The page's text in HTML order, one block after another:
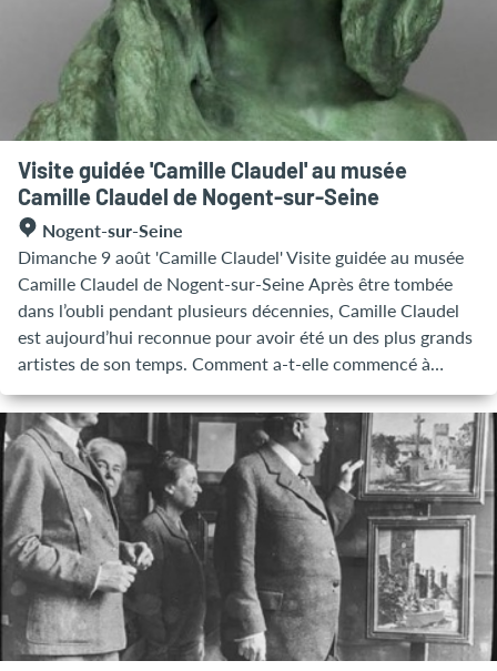
Visite guidée 'Camille Claudel' au musée
Camille Claudel de Nogent-sur-Seine
Nogent-sur-Seine
Dimanche 9 août 'Camille Claudel' Visite guidée au musée
Camille Claudel de Nogent-sur-Seine Après être tombée
dans l’oubli pendant plusieurs décennies, Camille Claudel
est aujourd’hui reconnue pour avoir été un des plus grands
artistes de son temps. Comment a-t-elle commencé à
l’École des Beaux-arts excluait les femmes ? Quels ont été
ses défis, ses sources d’inspiration, ou encore ses plus
grands succès ? Cette visite d’une heure replace le parcours
de Camille Claudel dans son contexte historique et
biographique et vous permet de découvrir la plus
importante collection d’œuvres de l’artiste. Tarif : 4€ en
plus du billet d’entrée au musée